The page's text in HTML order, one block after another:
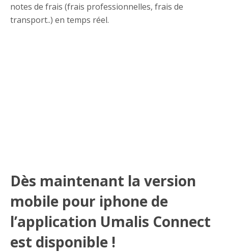
notes de frais (frais professionnelles, frais de
transport..) en temps réel.
Dès maintenant la version
mobile pour iphone de
l’application Umalis Connect
est disponible !